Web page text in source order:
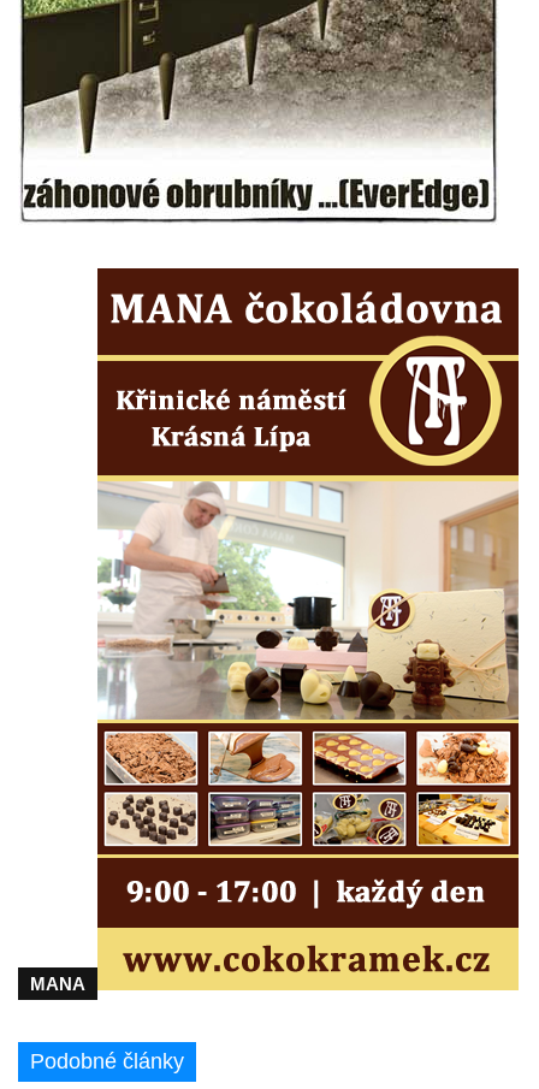
Centrální kříž na starém hřbitově ve
Centrální kříž na novém hřbitově ve
Vilémově
křížové cestě ve Vilémově
Kříž u severní zdi kostela Nalezení svatého
Frýdlantu
Centrální kříž hřbitova ve Sloupu v Čechách
Kříž u koryta náhonu na Chřibské Kamenici
Kříž na Strážném vrchu v Rumburku
Kříž poblíž Ovčího mostu u Tisové
Kříž u kaple svatých Cyrila a Metoděje v
Kunraticích u Šluknova
Kříž na zahradě u domu ev. č. 11 v
Kunraticích u Šluknova
Kříž naproti domu čp. 34 v Kunraticích u
Šluknova
Kříž u polní cesty mezi Šluknovem a
Knížecím
Školní kříž u polní cesty nad Lipovou ulicí v
Rychnově u Jablonce nad Nisou
Boží muka Anděl strážce v Kostelní ulici v
Rychnově u Jablonce nad Nisou
Centrální kříž bývalého hřbitova u kostela
nad Nisou
MANA
Podobné články